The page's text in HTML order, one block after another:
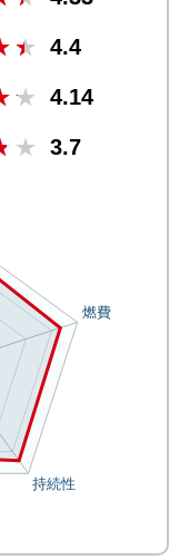
4.4
4.14
3.7